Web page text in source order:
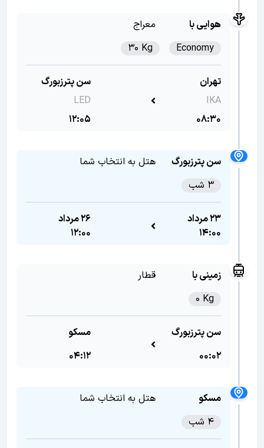
هوایی با
معراج
Economy
30 Kg
تهران
IKA
08:30
سن پترزبورگ
LED
12:05
سن پترزبورگ
هتل به انتخاب شما
3 شب
23 مرداد
14:00
26 مرداد
12:00
زمینی با
قطار
0 Kg
سن پترزبورگ
00:02
مسکو
04:12
مسکو
هتل به انتخاب شما
4 شب